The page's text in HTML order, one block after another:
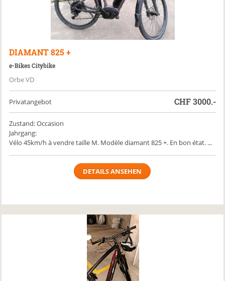
DIAMANT 825 +
e-Bikes Citybike
Orbe VD
Privatangebot CHF3000.-
Zustand: Occasion
Jahrgang:
Vélo 45km/h à vendre taille M. Modèle diamant 825 +. En bon état. ...
DETAILS ANSEHEN